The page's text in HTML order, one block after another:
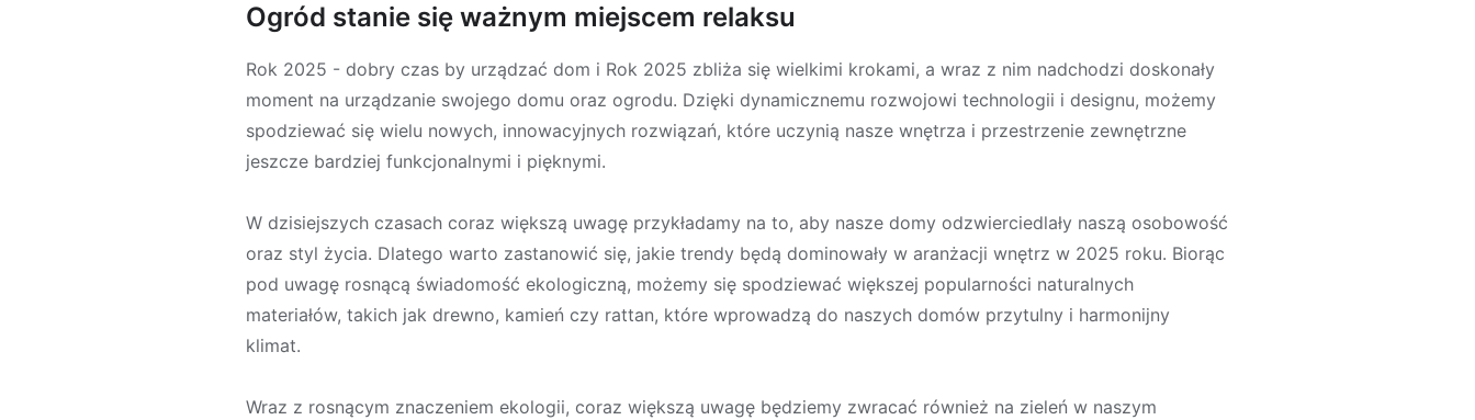
Ogród stanie się ważnym miejscem relaksu
Rok 2025 - dobry czas by urządzać dom i Rok 2025 zbliża się wielkimi krokami, a wraz z nim nadchodzi doskonały
moment na urządzanie swojego domu oraz ogrodu. Dzięki dynamicznemu rozwojowi technologii i designu, możemy
spodziewać się wielu nowych, innowacyjnych rozwiązań, które uczynią nasze wnętrza i przestrzenie zewnętrzne
jeszcze bardziej funkcjonalnymi i pięknymi.
W dzisiejszych czasach coraz większą uwagę przykładamy na to, aby nasze domy odzwierciedlały naszą osobowość
oraz styl życia. Dlatego warto zastanowić się, jakie trendy będą dominowały w aranżacji wnętrz w 2025 roku. Biorąc
pod uwagę rosnącą świadomość ekologiczną, możemy się spodziewać większej popularności naturalnych
materiałów, takich jak drewno, kamień czy rattan, które wprowadzą do naszych domów przytulny i harmonijny
klimat.
Wraz z rosnącym znaczeniem ekologii, coraz większą uwagę będziemy zwracać również na zieleń w naszym